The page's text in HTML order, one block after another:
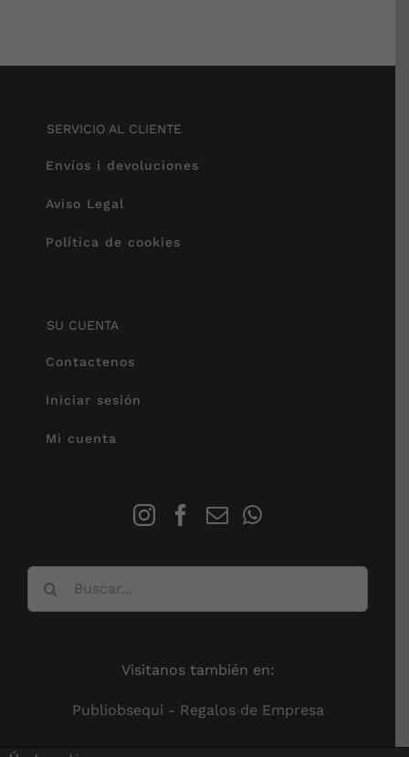
SERVICIO AL CLIENTE
Envíos i devoluciones
Aviso Legal
Política de cookies
SU CUENTA
Contactenos
Iniciar sesión
Mi cuenta
Visitanos también en:
Publiobsequi - Regalos de Empresa